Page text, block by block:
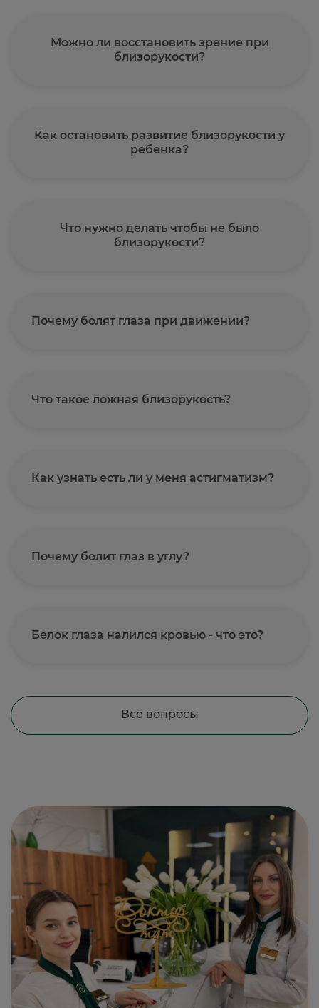
Можно ли восстановить зрение при
близорукости?
Как остановить развитие близорукости у
ребенка?
Что нужно делать чтобы не было
близорукости?
Почему болят глаза при движении?
Что такое ложная близорукость?
Как узнать есть ли у меня астигматизм?
Почему болит глаз в углу?
Белок глаза налился кровью - что это?
Все вопросы